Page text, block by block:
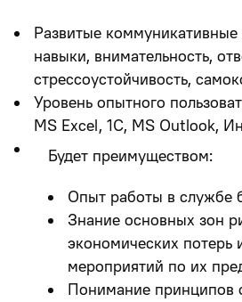
Развитые коммуникативные
навыки, внимательность,
стрессоустойчивость,
Уровень опытного
MS Excel, 1С, MS Outlook,
Будет преимуществом:
Опыт работы в службе
Знание основных зон
экономических потерь
мероприятий по их
Понимание принципов